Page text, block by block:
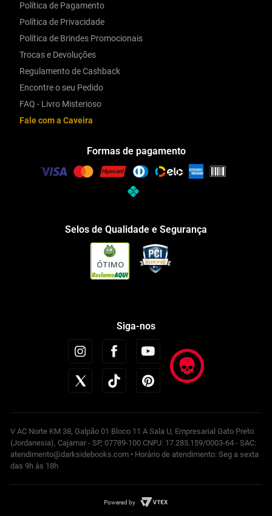
Política de Pagamento
Política de Privacidade
Política de Brindes Promocionais
Trocas e Devoluções
Regulamento de Cashback
Encontre o seu Pedido
FAQ - Livro Misterioso
Fale com a Caveira
Formas de pagamento
Selos de Qualidade e Segurança
ÓTIMO
Siga-nos
V AC Norte KM 38, Galpão 01 Bloco 11 A Sala U, Empresarial Gato Preto
(Jordanesia), Cajamar - SP, 07789-100 CNPJ: 17.285.159/0003-64 - SAC:
atendimento@darksidebooks.com • Horário de atendimento: Seg a sexta
das 9h às 18h
Powered by